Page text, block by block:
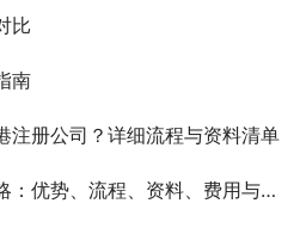
比
南
注册公司？详细流程与资料清单
、流程、资料、费用与常见问题解答